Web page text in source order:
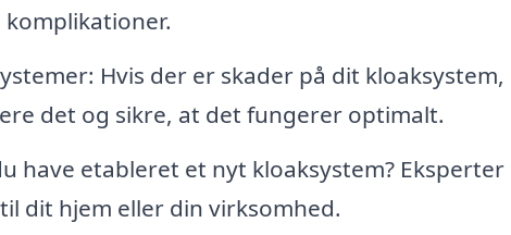
Hvis der er skader på dit
det og sikre, at det fungerer optimalt.
have etableret et nyt kloaksystem?
dit hjem eller din virksomhed.